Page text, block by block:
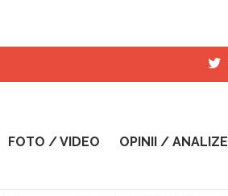
FOTO / VIDEO OPINII / ANALIZE